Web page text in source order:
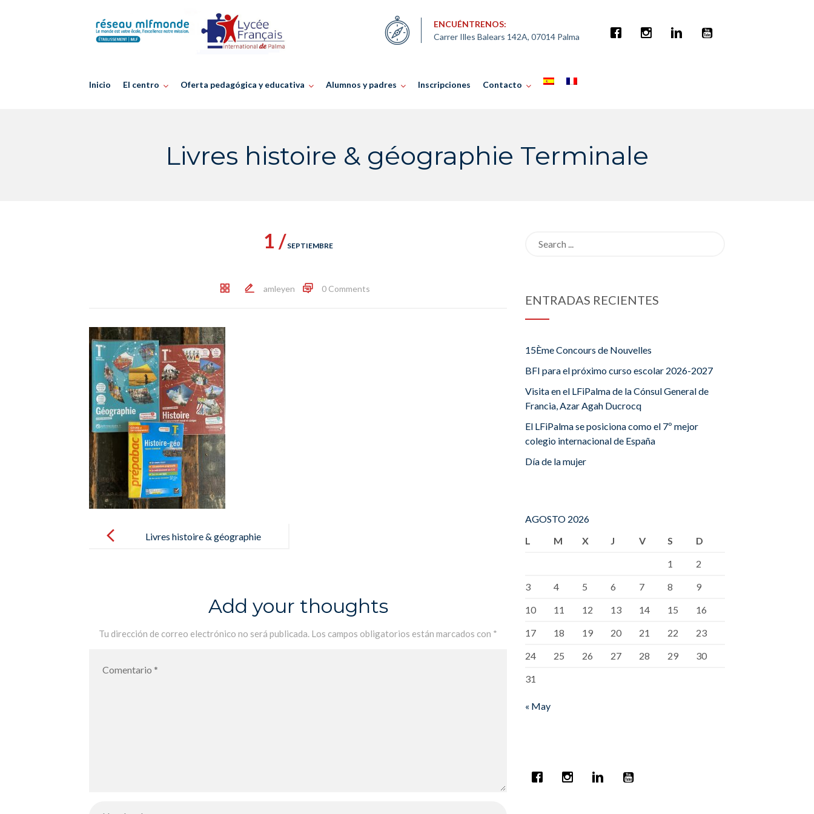
ENCUÉNTRENOS:
Carrer Illes Balears 142A, 07014 Palma
Inicio El centro Oferta pedagógica y educativa Alumnos y padres Inscripciones Contacto
Livres histoire & géographie Terminale
1 / SEPTIEMBRE
amleyen 0 Comments
navigation
Livres histoire & géographie
Add your thoughts
Tu dirección de correo electrónico no será publicada. Los campos obligatorios están marcados con *
ENTRADAS RECIENTES
15Ème Concours de Nouvelles
BFI para el próximo curso escolar 2026-2027
Visita en el LFiPalma de la Cónsul General de
Francia, Azar Agah Ducrocq
El LFiPalma se posiciona como el 7º mejor
colegio internacional de España
Día de la mujer
AGOSTO 2026
L
M X J V S
D
1
2
3
4 5 6 7 8
9
10
11 12 13 14 15
16
17
18 19 20 21 22
23
24
25 26 27 28 29
30
31
« May